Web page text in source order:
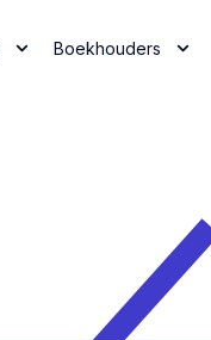
Boekhouders